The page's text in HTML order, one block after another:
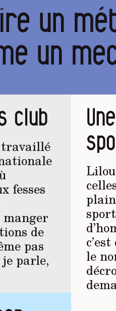
un
un
club
travaillé
fesses
manger
de
pas
parle,
le